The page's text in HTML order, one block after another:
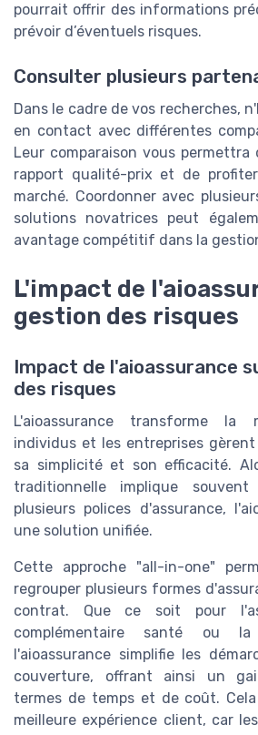
pourrait offrir des informations
prévoir d’éventuels risques.
Consulter plusieurs
Dans le cadre de vos recherches,
en contact avec différentes
Leur comparaison vous permettra
rapport qualité-prix et de
marché. Coordonner avec
solutions novatrices peut
avantage compétitif dans la
L'impact de
gestion des risques
Impact de l'aioassurance
des risques
L'aioassurance transforme la
individus et les entreprises
sa simplicité et son efficacité.
traditionnelle implique
plusieurs polices d'assurance,
une solution unifiée.
Cette approche "all-in-one"
regrouper plusieurs formes
contrat. Que ce soit pour
complémentaire santé ou
l'aioassurance simplifie les
couverture, offrant ainsi un
termes de temps et de coût.
meilleure expérience client, car